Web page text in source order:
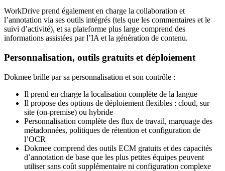
WorkDrive prend également en charge la collaboration et
l’annotation via ses outils intégrés (tels que les commentaires et le
suivi d’activité), et sa plateforme plus large comprend des
informations assistées par l’IA et la génération de contenu.
Personnalisation, outils gratuits et déploiement
Dokmee brille par sa personnalisation et son contrôle :
Il prend en charge la localisation complète de la langue
Il propose des options de déploiement flexibles : cloud, sur
site (on-premise) ou hybride
Personnalisation complète des flux de travail, marquage des
métadonnées, politiques de rétention et configuration de
l’OCR
Dokmee comprend des outils ECM gratuits et des capacités
d’annotation de base que les plus petites équipes peuvent
utiliser sans coût supplémentaire ni configuration complexe